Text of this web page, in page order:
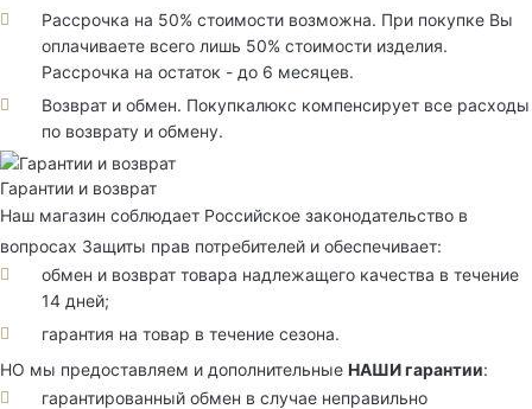
Рассрочка на 50% стоимости возможна. При покупке Вы
оплачиваете всего лишь 50% стоимости изделия.
Рассрочка на остаток - до 6 месяцев.
Возврат и обмен. Покупкалюкс компенсирует все расходы
по возврату и обмену.
Гарантии и возврат
Наш магазин соблюдает Российское законодательство в
вопросах Защиты прав потребителей и обеспечивает:
обмен и возврат товара надлежащего качества в течение
14 дней;
гарантия на товар в течение сезона.
НО мы предоставляем и дополнительные НАШИ гарантии:
гарантированный обмен в случае неправильно